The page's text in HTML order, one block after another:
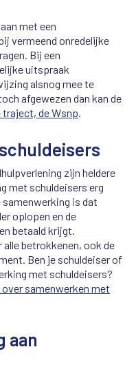
met een
vermeend onredelijke
Bij een
uitspraak
alsnog mee te
afgewezen dan kan de
de Wsnp
zijn heldere
met schuldeisers erg
is dat
oplopen en de
betaald krijgt.
betrokkenen, ook de
Ben je schuldeiser of
met schuldeisers?
samenwerken met
aan